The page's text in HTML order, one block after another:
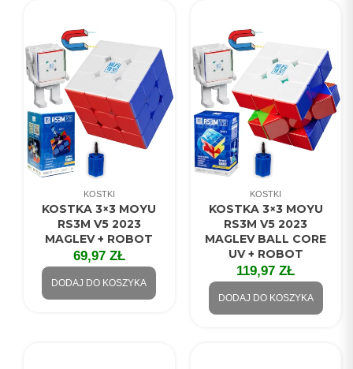
KOSTKI
KOSTKA 3×3 MOYU
RS3M V5 2023
MAGLEV + ROBOT
69,97 ZŁ
DODAJ DO KOSZYKA
KOSTKI
KOSTKA 3×3 MOYU
RS3M V5 2023
MAGLEV BALL CORE
UV + ROBOT
119,97ZŁ
DODAJ DO KOSZYKA